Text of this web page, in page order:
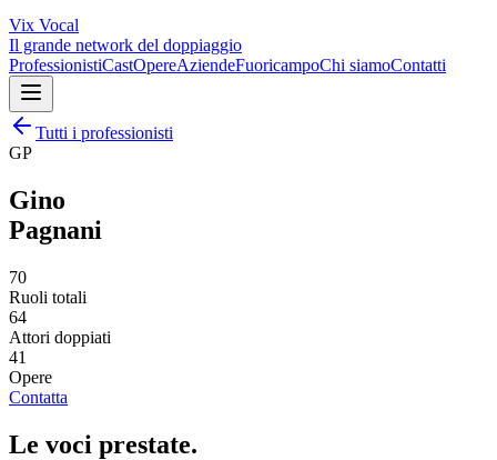
Vix Vocal
Il grande network del doppiaggio
ProfessionistiCastOpereAziendeFuoricampoChi siamoContatti
Tutti i professionisti
GP
Gino
Pagnani
70
Ruoli totali
64
Attori doppiati
41
Opere
Contatta
Le voci prestate.